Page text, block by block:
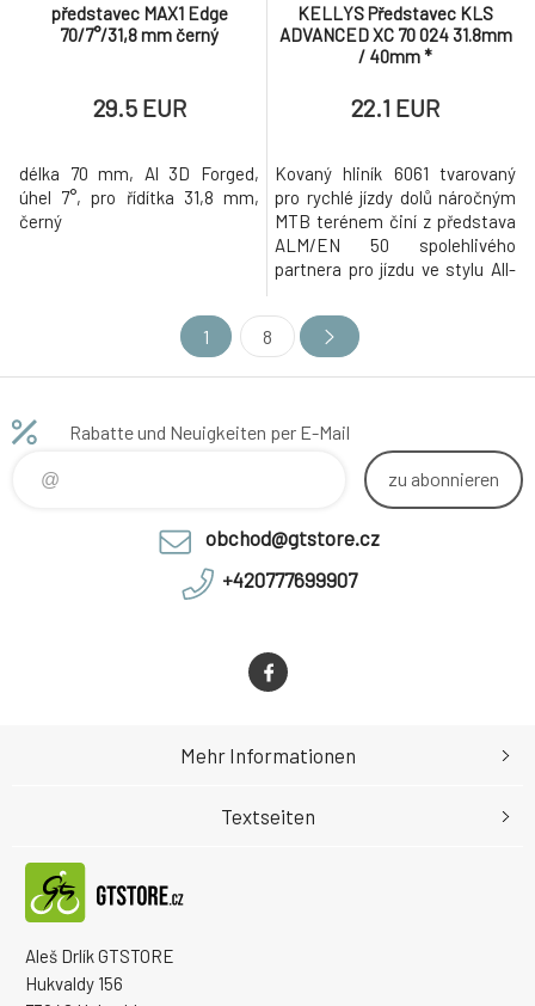
představec MAX1 Edge
70/7°/31,8 mm černý
29.5 EUR
délka 70 mm, Al 3D Forged,
úhel 7°, pro řídítka 31,8 mm,
černý
KELLYS Představec KLS
ADVANCED XC 70 024 31.8mm
/ 40mm *
22.1 EUR
Kovaný hliník 6061 tvarovaný
pro rychlé jízdy dolů náročným
MTB terénem činí z představa
ALM/EN 50 spolehlivého
partnera pro jízdu ve stylu All-
se běžně používá v
konstrukčních částech jachet,
automobilových podvozků,
vytvořena k tomu, aby odoláva
1 8
Rabatte und Neuigkeiten per E-Mail
zu abonnieren
obchod@gtstore.cz
+420777699907
Aleš Drlík GTSTORE
Hukvaldy 156
Mehr Informationen
Textseiten